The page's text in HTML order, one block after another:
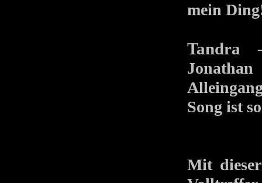
mein
Tandra
Allein
Song ist
Mit